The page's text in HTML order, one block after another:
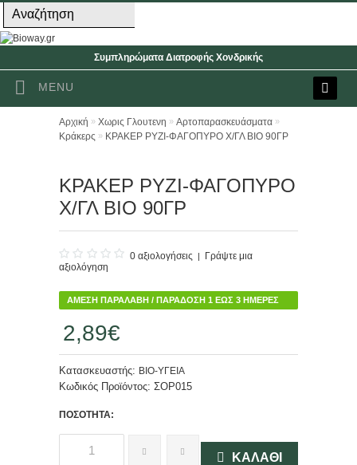
Συμπληρώματα Διατροφής Χονδρικής
MENU
Αρχική » Χωρις Γλουτενη » Αρτοπαρασκευάσματα »
Κράκερς » ΚΡΑΚΕΡ ΡΥΖΙ-ΦΑΓΟΠΥΡΟ Χ/ΓΛ ΒΙΟ 90ΓΡ
ΚΡΑΚΕΡ ΡΥΖΙ-ΦΑΓΟΠΥΡΟ
Χ/ΓΛ ΒΙΟ 90ΓΡ
0 αξιολογήσεις |
Γράψτε μια
αξιολόγηση
ΆΜΕΣΗ ΠΑΡΑΛΑΒΉ / ΠΑΡΆΔΟΣΗ 1 ΈΩΣ 3 ΗΜΈΡΕΣ
2,89€
Κατασκευαστής: ΒΙΟ-ΥΓΕΙΑ
Κωδικός Προϊόντος: ΣΟΡ015
ΠΟΣΌΤΗΤΑ:
ΚΑΛΆΘΙ